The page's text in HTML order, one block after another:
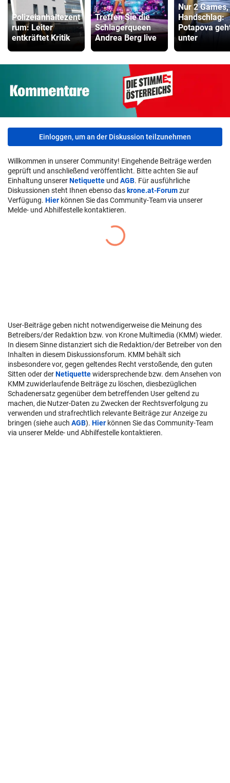
Polizeianhaltezent
rum: Leiter
entkräftet Kritik
Treffen Sie die
Schlagerqueen
Andrea Berg live
Nur 2
Handschlag:
Potapova
unter
Einloggen, um an der Diskussion teilzunehmen
Willkommen in unserer Community! Eingehende Beiträge werden
geprüft und anschließend veröffentlicht. Bitte achten Sie auf
Einhaltung unsererNetiquette und AGB. Für ausführliche
Diskussionen steht Ihnen ebenso das krone.at-Forumzur
Verfügung. Hier können Sie das Community-Team via unserer
Melde- und Abhilfestelle kontaktieren.
User-Beiträge geben nicht notwendigerweise die Meinung des
Betreibers/der Redaktion bzw. von Krone Multimedia (KMM) wieder.
In diesem Sinne distanziert sich die Redaktion/der Betreiber von den
Inhalten in diesem Diskussionsforum. KMM behält sich
insbesondere vor, gegen geltendes Recht verstoßende, den guten
Sitten oder derNetiquettewidersprechende bzw. dem Ansehen von
KMM zuwiderlaufende Beiträge zu löschen, diesbezüglichen
Schadenersatz gegenüber dem betreffenden User geltend zu
machen, die Nutzer-Daten zu Zwecken der Rechtsverfolgung zu
verwenden und strafrechtlich relevante Beiträge zur Anzeige zu
bringen (siehe auch AGB). Hier können Sie das Community-Team
via unserer Melde- und Abhilfestelle kontaktieren.